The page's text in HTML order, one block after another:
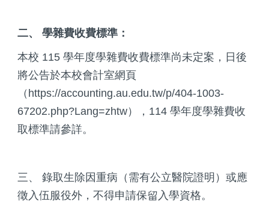
二、 學雜費收費標準：
本校 115 學年度學雜費收費標準尚未定案，日後
將公告於本校會計室網頁
（https://accounting.au.edu.tw/p/404-1003-
67202.php?Lang=zhtw），114 學年度學雜費收
取標準請參詳。
三、 錄取生除因重病（需有公立醫院證明）或應
徵入伍服役外，不得申請保留入學資格。